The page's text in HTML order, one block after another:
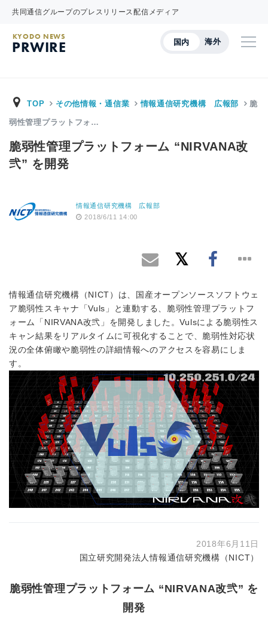
共同通信グループのプレスリリース配信メディア
国内 海外
KYODO NEWS
PRWIRE
TOP その他情報・通信業 情報通信研究機構 広報部 脆
弱性管理プラットフォ…
脆弱性管理プラットフォーム “NIRVANA改
弐” を開発
情報通信研究機構 広報部
2018/6/11 14:00
情報通信研究機構（NICT）は、国産オープンソースソフトウェ
ア脆弱性スキャナ「Vuls」と連動する、脆弱性管理プラットフ
ォーム「NIRVANA改弐」を開発しました。Vulsによる脆弱性ス
キャン結果をリアルタイムに可視化することで、脆弱性対応状
況の全体俯瞰や脆弱性の詳細情報へのアクセスを容易にしま
す。
2018年6月11日
国立研究開発法人情報通信研究機構（NICT）
脆弱性管理プラットフォーム “NIRVANA改弐” を
開発